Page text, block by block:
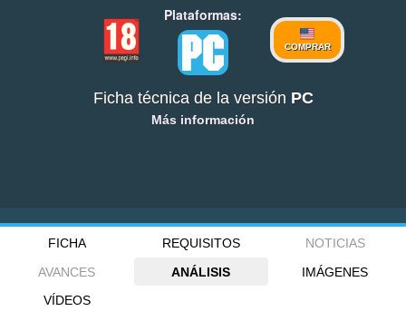
Plataformas:
COMPRAR
Ficha técnica de la versión PC
Más información
FICHA REQUISITOS
NOTICIAS
AVANCES
ANÁLISIS
IMÁGENES
VÍDEOS